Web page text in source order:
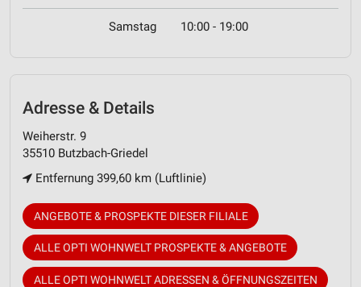
Samstag 10:00 - 19:00
Adresse & Details
Weiherstr. 9
35510 Butzbach-Griedel
Entfernung 399,60 km (Luftlinie)
ANGEBOTE & PROSPEKTE DIESER FILIALE
ALLE OPTI WOHNWELT PROSPEKTE & ANGEBOTE
ALLE OPTI WOHNWELT ADRESSEN & ÖFFNUNGSZEITEN